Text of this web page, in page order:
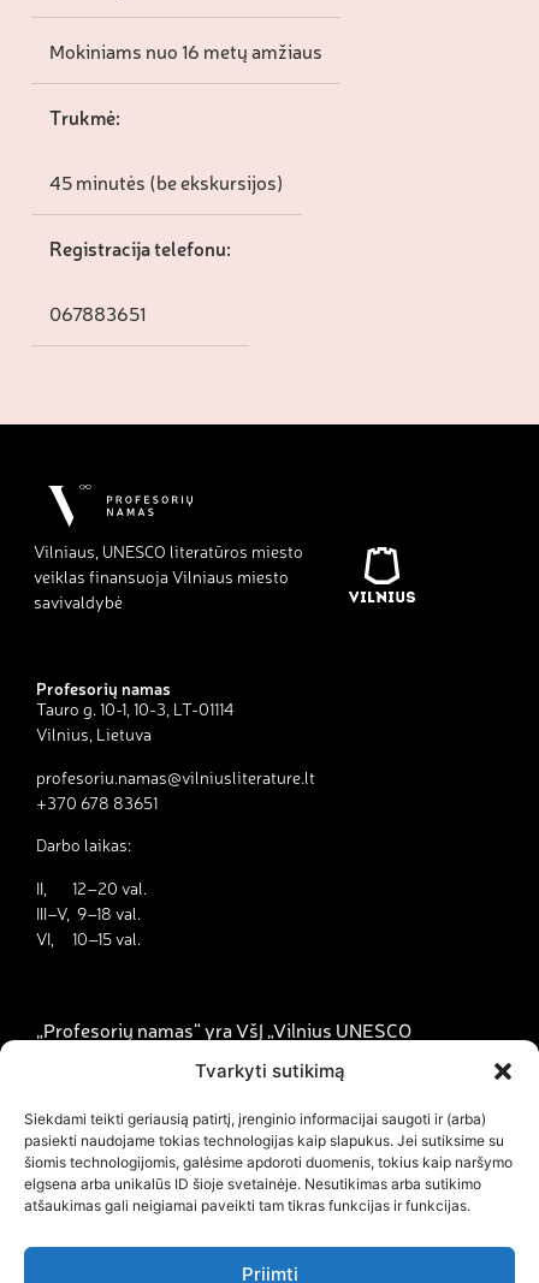
Tvarkyti sutikimą
Siekdami teikti geriausią patirtį, įrenginio informacijai saugoti ir (arba)
pasiekti naudojame tokias technologijas kaip slapukus. Jei sutiksime su
šiomis technologijomis, galėsime apdoroti duomenis, tokius kaip naršymo
elgsena arba unikalūs ID šioje svetainėje. Nesutikimas arba sutikimo
atšaukimas gali neigiamai paveikti tam tikras funkcijas ir funkcijas.
Priimti
Mokiniams nuo 16 metų amžiaus
Trukmė:
45 minutės (be ekskursijos)
Registracija telefonu:
067883651
Vilniaus, UNESCO literatūros miesto
veiklas finansuoja Vilniaus miesto
savivaldybė
Profesorių namas
Tauro g. 10-1, 10-3, LT-01114
Vilnius, Lietuva
profesoriu.namas@vilniusliterature.lt
+370 678 83651
Darbo laikas:
II, 12–20 val.
III–V, 9–18 val.
VI, 10–15 val.
„Profesorių namas“ yra VšĮ „Vilnius UNESCO
Apie
Ekskursijos
Edukacijos
Naujienos
Savanorystė ir karjera